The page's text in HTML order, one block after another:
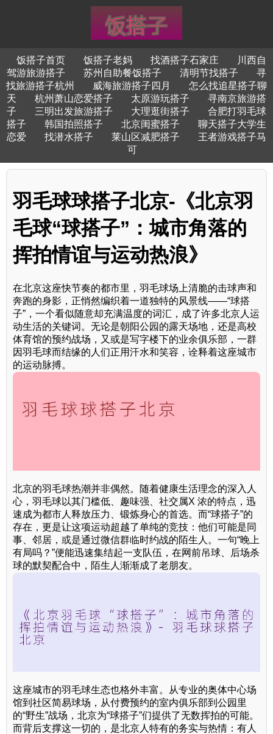
饭搭子首页 饭搭子老妈 找酒搭子石家庄
川西自
驾游旅游搭子
苏州自助餐饭搭子 清明节找搭子
寻
找旅游搭子杭州
威海旅游搭子四月
怎么找追星搭子聊
天
杭州萧山恋爱搭子 太原游玩搭子
寻南京旅游搭
子
三明出发旅游搭子 大理逛街搭子
合肥打羽毛球
搭子
韩国拍照搭子 北京闺蜜搭子
聊天搭子大学生
恋爱
找潜水搭子 莱山区减肥搭子
王者游戏搭子马
可
羽毛球球搭子北京-《北京羽
毛球“球搭子”：城市角落的
挥拍情谊与运动热浪》
在北京这座快节奏的都市里，羽毛球场上清脆的击球声和
奔跑的身影，正悄然编织着一道独特的风景线——“球搭
子”，一个看似随意却充满温度的词汇，成了许多北京人运
动生活的关键词。无论是朝阳公园的露天场地，还是高校
体育馆的预约战场，又或是写字楼下的业余俱乐部，一群
因羽毛球而结缘的人们正用汗水和笑容，诠释着这座城市
的运动脉搏。
北京的羽毛球热潮并非偶然。随着健康生活理念的深入人
心，羽毛球以其门槛低、趣味强、社交属X 浓的特点，迅
速成为都市人释放压力、锻炼身心的首选。而“球搭子”的
存在，更是让这项运动超越了单纯的竞技：他们可能是同
事、邻居，或是通过微信群临时约战的陌生人。一句“晚上
有局吗？”便能迅速集结起一支队伍，在网前吊球、后场杀
球的默契配合中，陌生人渐渐成了老朋友。
这座城市的羽毛球生态也格外丰富。从专业的奥体中心场
馆到社区简易球场，从付费预约的室内俱乐部到公园里
的“野生”战场，北京为“球搭子”们提供了无数挥拍的可能。
而背后支撑这一切的，是北京人特有的务实与热情：有人